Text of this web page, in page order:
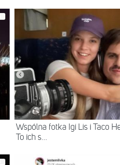
Wspólna fotka Igi Lis i Taco
To ich s...